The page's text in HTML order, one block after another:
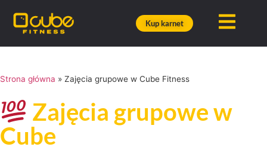
Kup karnet
Strona główna » Zajęcia grupowe w Cube Fitness
Zajęcia grupowe w
Cube